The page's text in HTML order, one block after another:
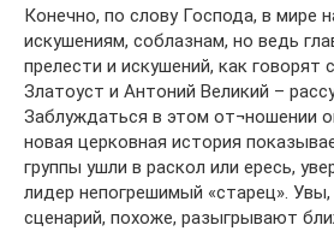
Конечно, по слову Господа, в мире
искушениям, соблазнам, но ведь
прелести и искушений, как говорят
Златоуст и Антоний Великий –
Заблуждаться в этом от¬ношении
новая церковная история
группы ушли в раскол или ересь,
лидер непогрешимый «старец».
сценарий, похоже, разыгрывают